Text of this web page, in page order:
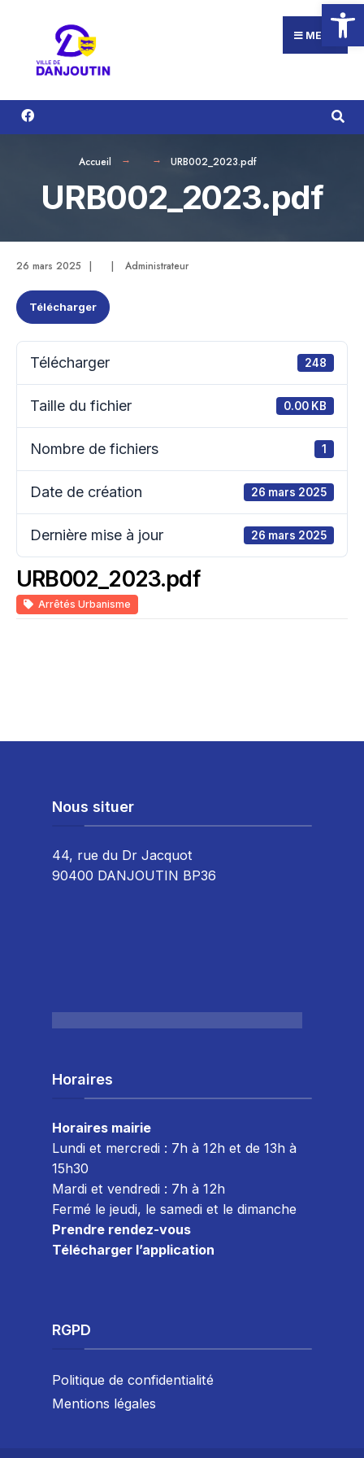
Ouvrir
contenu
MENU
Accueil URB002_2023.pdf
URB002_2023.pdf
26 mars 2025 | | Administrateur
Télécharger
Télécharger 248
Taille du fichier 0.00 KB
Nombre de fichiers 1
Date de création 26 mars 2025
Dernière mise à jour 26 mars 2025
URB002_2023.pdf
Arrêtés Urbanisme
Nous situer
44, rue du Dr Jacquot
90400 DANJOUTIN BP36
Horaires
Horaires mairie
Lundi et mercredi : 7h à 12h et de 13h à
15h30
Mardi et vendredi : 7h à 12h
Fermé le jeudi, le samedi et le dimanche
Prendre rendez-vous
Télécharger l’application
RGPD
Politique de confidentialité
Mentions légales
for: